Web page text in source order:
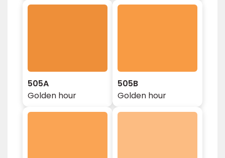
505A
Golden hour
505B
Golden hour